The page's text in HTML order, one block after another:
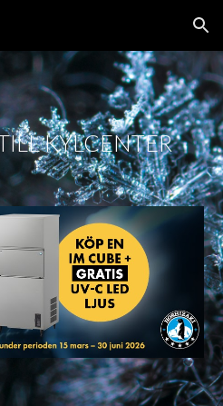
Skip to navigation
KYLCENTER